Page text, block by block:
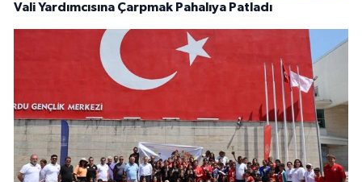
Vali Yardımcısına Çarpmak Pahalıya Patladı